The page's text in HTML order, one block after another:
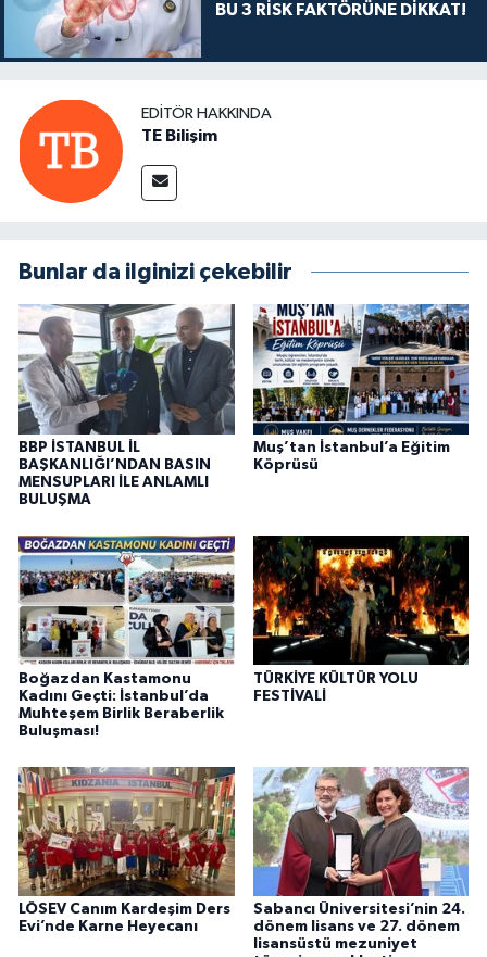
BU 3 RİSK FAKTÖRÜNE DİKKAT!
EDITÖR HAKKINDA
TE Bilişim
Bunlar da ilginizi çekebilir
BBP İSTANBUL İL
BAŞKANLIĞI’NDAN BASIN
MENSUPLARI İLE ANLAMLI
BULUŞMA
Muş’tan İstanbul’a Eğitim
Köprüsü
Boğazdan Kastamonu
Kadını Geçti: İstanbul’da
Muhteşem Birlik Beraberlik
Buluşması!
TÜRKİYE KÜLTÜR YOLU
FESTİVALİ
LÖSEV Canım Kardeşim Ders
Evi’nde Karne Heyecanı
Sabancı Üniversitesi’nin 24.
dönem lisans ve 27. dönem
lisansüstü mezuniyet